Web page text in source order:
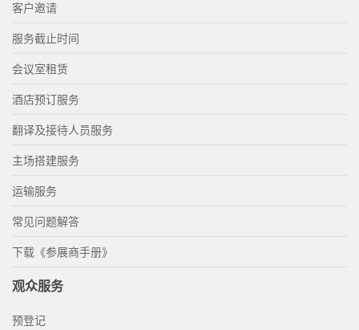
客户邀请
服务截止时间
会议室租赁
酒店预订服务
翻译及接待人员服务
主场搭建服务
运输服务
常见问题解答
下载《参展商手册》
观众服务
预登记